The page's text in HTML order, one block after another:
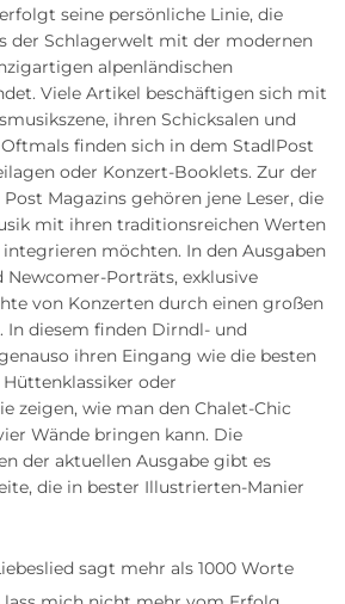
seine persönliche Linie, die
der Schlagerwelt mit der modernen
alpenländischen
Viele Artikel beschäftigen sich mit
ihren Schicksalen und
finden sich in dem StadlPost
oder Konzert-Booklets. Zur der
Magazins gehören jene Leser, die
mit ihren traditionsreichen Werten
möchten. In den Ausgaben
Newcomer-Porträts, exklusive
von Konzerten durch einen großen
In diesem finden Dirndl- und
ihren Eingang wie die besten
oder
zeigen, wie man den Chalet-Chic
Wände bringen kann. Die
der aktuellen Ausgabe gibt es
die in bester Illustrierten-Manier
sagt mehr als 1000 Worte